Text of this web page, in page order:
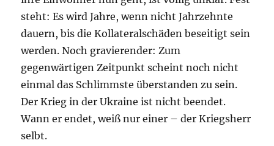
steht: Es wird Jahre, wenn nicht Jahrzehnte
dauern, bis die Kollateralschäden beseitigt sein
werden. Noch gravierender: Zum
gegenwärtigen Zeitpunkt scheint noch nicht
einmal das Schlimmste überstanden zu sein.
Der Krieg in der Ukraine ist nicht beendet.
Wann er endet, weiß nur einer – der Kriegsherr
selbt.